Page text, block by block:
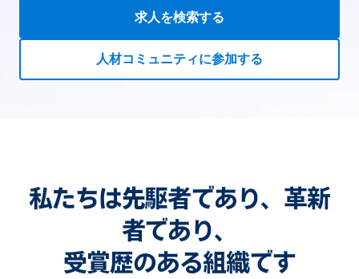
求人を検索する
人材コミュニティに参加する
私たちは先駆者であり、革新
者であり、
受賞歴のある組織です